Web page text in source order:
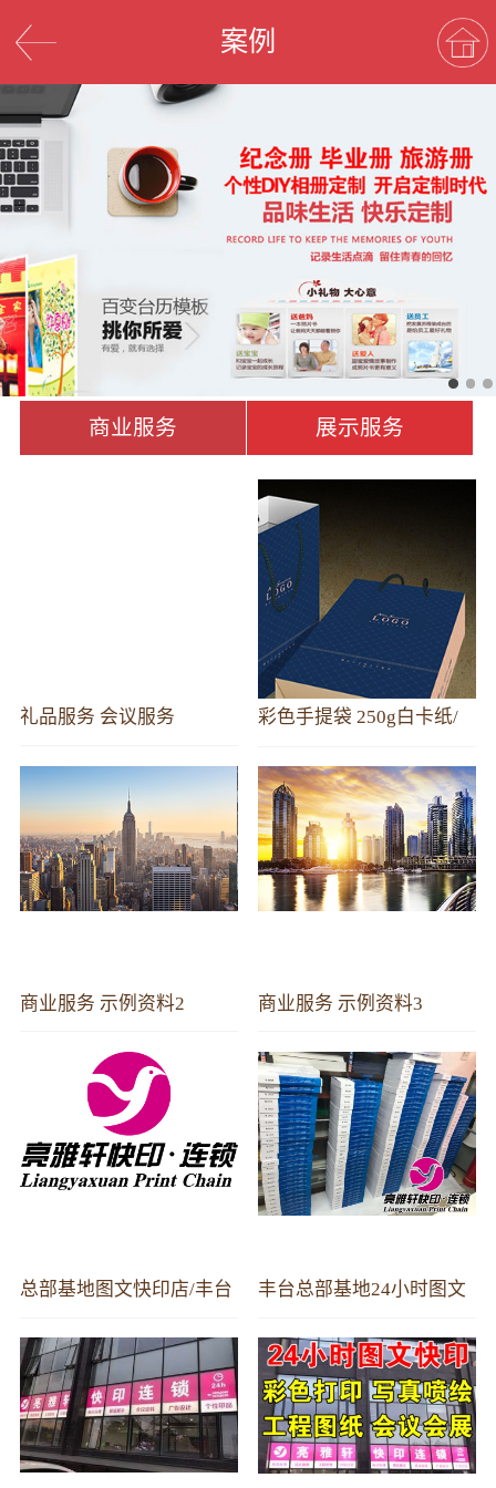
案例
商业服务 展示服务
礼品服务 会议服务
彩色手提袋 250g白卡纸/
商业服务 示例资料2 商业服务 示例资料3
总部基地图文快印店/丰台
亮雅轩图文快印
丰台总部基地24小时图文
画册印刷